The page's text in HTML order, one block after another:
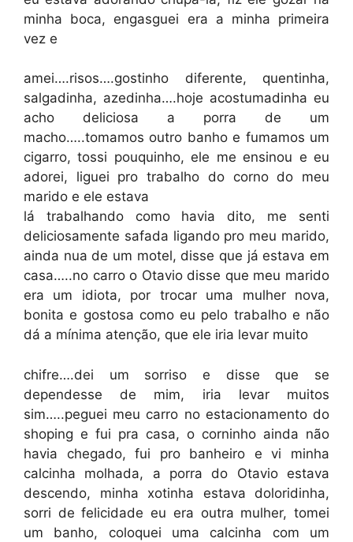
minha boca, engasguei era a minha primeira
vez e
amei….risos….gostinho diferente, quentinha,
salgadinha, azedinha….hoje acostumadinha eu
acho deliciosa a porra de um
macho…..tomamos outro banho e fumamos um
cigarro, tossi pouquinho, ele me ensinou e eu
adorei, liguei pro trabalho do corno do meu
marido e ele estava
lá trabalhando como havia dito, me senti
deliciosamente safada ligando pro meu marido,
ainda nua de um motel, disse que já estava em
casa…..no carro o Otavio disse que meu marido
era um idiota, por trocar uma mulher nova,
bonita e gostosa como eu pelo trabalho e não
dá a mínima atenção, que ele iria levar muito
chifre….dei um sorriso e disse que se
dependesse de mim, iria levar muitos
sim…..peguei meu carro no estacionamento do
shoping e fui pra casa, o corninho ainda não
havia chegado, fui pro banheiro e vi minha
calcinha molhada, a porra do Otavio estava
descendo, minha xotinha estava doloridinha,
sorri de felicidade eu era outra mulher, tomei
um banho, coloquei uma calcinha com um